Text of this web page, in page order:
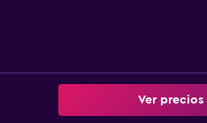
Ver precios